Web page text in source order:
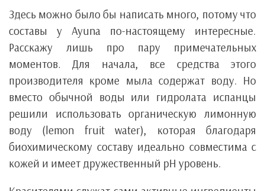
Здесь можно было бы написать много, потому что
составы у Ayuna по-настоящему интересные.
Расскажу лишь про пару примечательных
моментов. Для начала, все средства этого
производителя кроме мыла содержат воду. Но
вместо обычной воды или гидролата испанцы
решили использовать органическую лимонную
воду (lemon fruit water), которая благодаря
биохимическому составу идеально совместима с
кожей и имеет дружественный pH уровень.